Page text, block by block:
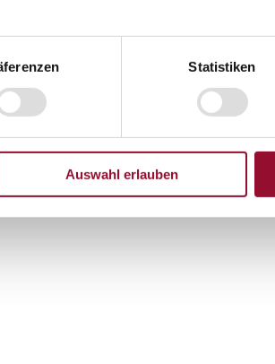
Statistiken
Auswahl erlauben
50/100 mm